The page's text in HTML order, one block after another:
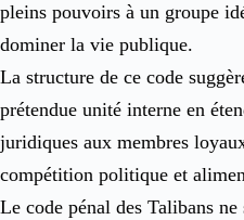
pleins pouvoirs à un groupe
dominer la vie publique.
La structure de ce code
prétendue unité interne en
juridiques aux membres
compétition politique et
Le code pénal des Talibans